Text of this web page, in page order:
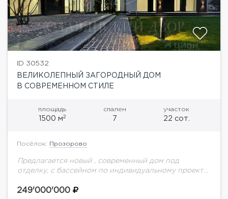
ID 30532
ВЕЛИКОЛЕПНЫЙ ЗАГОРОДНЫЙ ДОМ
В СОВРЕМЕННОМ СТИЛЕ
площадь
1500 м2
спален
7
участок
22 сот.
Посёлок: Прозорово
Предлагается новый , современный дом под
отделку, с бассейном по индивидуальному проекту
Эксклюзивный дизайн, большая площадь
249'000'000